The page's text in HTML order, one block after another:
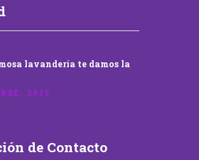
lavandería te damos la
2016
de Contacto